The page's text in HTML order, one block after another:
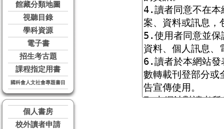
館藏分類地圖
視聽目錄
學科資源
電子書
招生考古題
課程指定用書
國科會人文社會專題書目
個人書房
校外讀者申請